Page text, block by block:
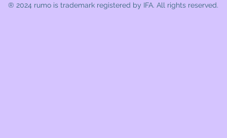
® 2024 rumo is trademark registered by IFA. All rights reserved.